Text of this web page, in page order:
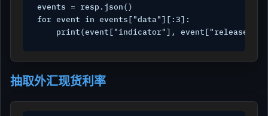
events = resp.json()
for event in events["data"][:3]:
抽取外汇现货利率